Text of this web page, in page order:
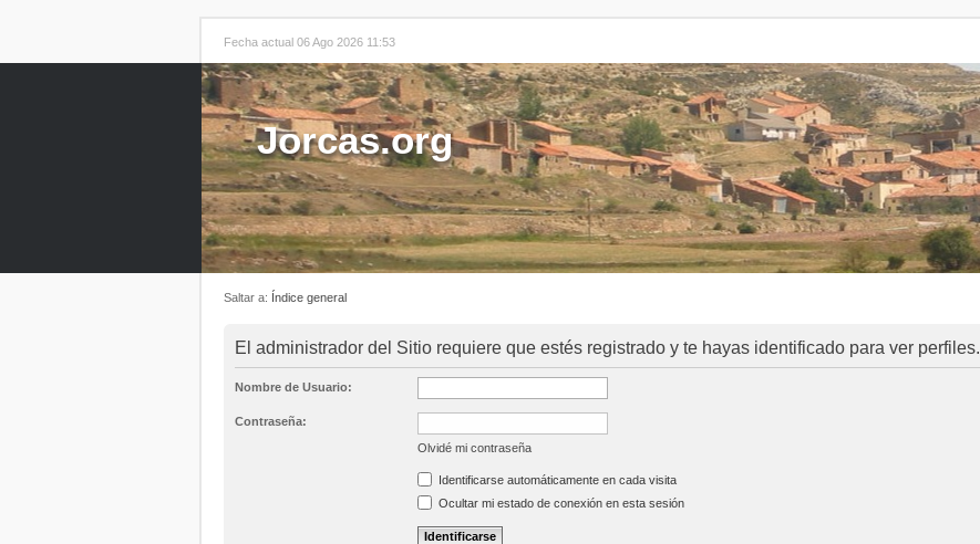
Fecha actual 06 Ago 2026 11:53
Jorcas.org
Saltar a: Índice general
El administrador del Sitio requiere que estés registrado y te hayas identificado para ver perfiles.
Nombre de Usuario:
Contraseña:
Olvidé mi contraseña
Identificarse automáticamente en cada visita
Ocultar mi estado de conexión en esta sesión